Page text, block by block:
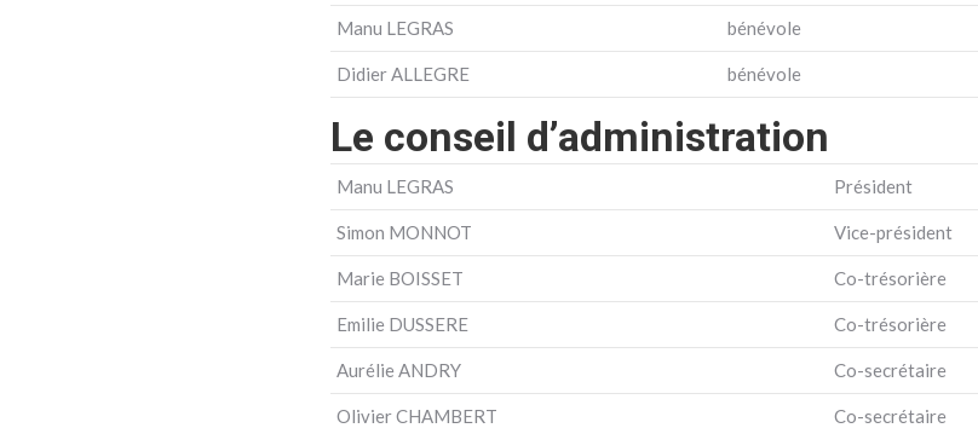
Manu LEGRAS bénévole
Didier ALLEGRE bénévole
Le conseil d’administration
Manu LEGRAS Président
Simon MONNOT Vice-président
Marie BOISSET Co-trésorière
Emilie DUSSERE Co-trésorière
Aurélie ANDRY Co-secrétaire
Olivier CHAMBERT Co-secrétaire